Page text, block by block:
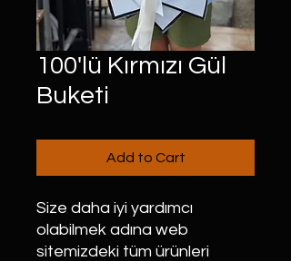
100'lü Kırmızı Gül
Buketi
Add to Cart
Size daha iyi yardımcı
olabilmek adına web
sitemizdeki tüm ürünleri